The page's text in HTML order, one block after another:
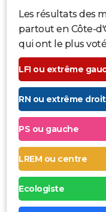
Les résultats des
partout en Côte-
qui ont le plus voté
LFI ou extrême
RN ou extrême
PS ou gauche
LREM ou centre
Ecologiste